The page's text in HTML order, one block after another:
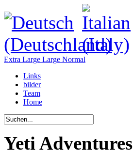
Extra Large Large Normal
Links
bilder
Team
Home
Yeti Adventures